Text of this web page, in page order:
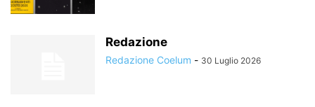
Redazione
Redazione Coelum - 30 Luglio 2026